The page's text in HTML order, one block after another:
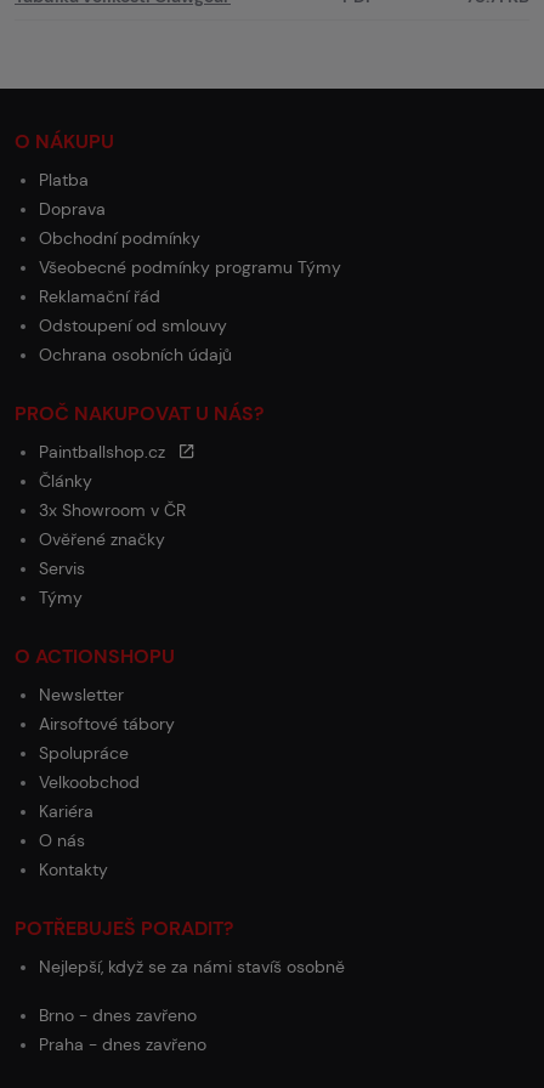
O NÁKUPU
Platba
Doprava
Obchodní podmínky
Všeobecné podmínky programu Týmy
Reklamační řád
Odstoupení od smlouvy
Ochrana osobních údajů
PROČ NAKUPOVAT U NÁS?
Paintballshop.cz
Články
3x Showroom v ČR
Ověřené značky
Servis
Týmy
O ACTIONSHOPU
Newsletter
Airsoftové tábory
Spolupráce
Velkoobchod
Kariéra
O nás
Kontakty
POTŘEBUJEŠ PORADIT?
Nejlepší, když se za námi stavíš osobně
Brno - dnes zavřeno
Praha - dnes zavřeno